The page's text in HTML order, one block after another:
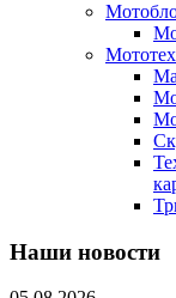
Наши новости